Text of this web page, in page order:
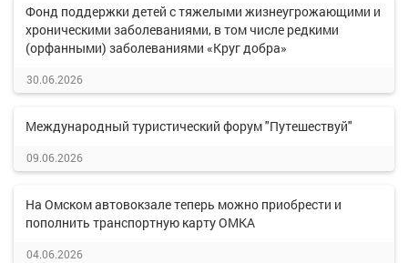
Фонд поддержки детей с тяжелыми жизнеугрожающими и
хроническими заболеваниями, в том числе редкими
(орфанными) заболеваниями «Круг добра»
30.06.2026
Международный туристический форум "Путешествуй"
09.06.2026
На Омском автовокзале теперь можно приобрести и
пополнить транспортную карту ОМКА
04.06.2026